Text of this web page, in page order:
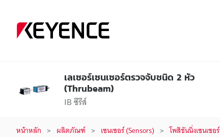
เลเซอร์เซนเซอร์ตรวจจับชนิด 2 หัว
(Thrubeam)
IB ซีรีส์
หน้าหลัก ผลิตภัณฑ์ เซนเซอร์ (Sensors) โพสิชันนิ่งเซนเซ